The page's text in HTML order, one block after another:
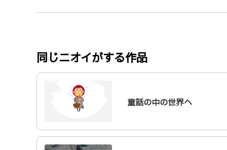
同じニオイがする作品
童話の中の世界へ